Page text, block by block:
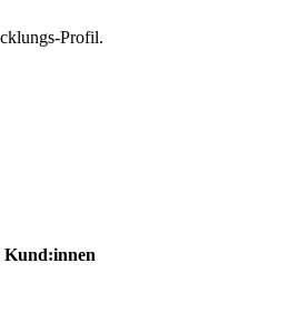
Profil.
Kund:innen